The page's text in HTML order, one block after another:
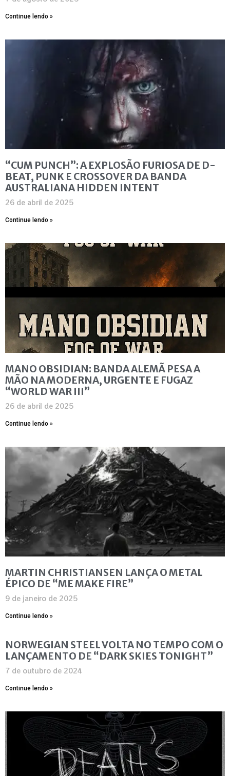
Continue lendo »
“CUM PUNCH”: A EXPLOSÃO FURIOSA DE D-
BEAT, PUNK E CROSSOVER DA BANDA
AUSTRALIANA HIDDEN INTENT
26 de abril de 2025
Continue lendo »
MANO OBSIDIAN: BANDA ALEMÃ PESA A
MÃO NA MODERNA, URGENTE E FUGAZ
“WORLD WAR III”
26 de abril de 2025
Continue lendo »
MARTIN CHRISTIANSEN LANÇA O METAL
ÉPICO DE “ME MAKE FIRE”
9 de janeiro de 2025
Continue lendo »
NORWEGIAN STEEL VOLTA NO TEMPO COM O
LANÇAMENTO DE “DARK SKIES TONIGHT”
7 de outubro de 2024
Continue lendo »